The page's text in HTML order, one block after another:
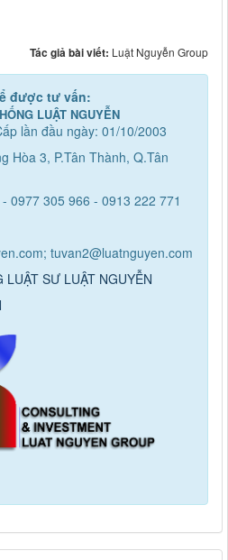
Tác giả bài viết: Luật Nguyễn Group
được tư vấn:
LUẬT NGUYỄN
lần đầu ngày: 01/10/2003
Hòa 3, P.Tân Thành, Q.Tân
0977 305 966 - 0913 222 771
tuvan2@luatnguyen.com
LUẬT SƯ LUẬT NGUYỄN